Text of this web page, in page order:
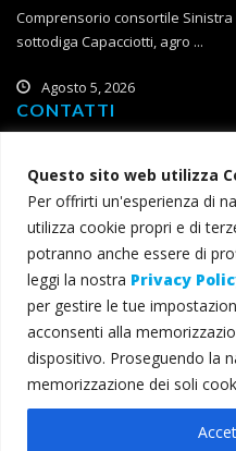
Questo sito web utilizza
Per offrirti un'esperienza di
utilizza cookie propri e di
potranno anche essere di
leggi la nostra Privacy
per gestire le tue
acconsenti alla
dispositivo. Proseguendo la
memorizzazione dei soli
Comprensorio consortile
sottodiga Capacciotti, agro ...
Agosto 5, 2026
CONTATTI
71121 Foggia
T (+39) 0881 785 111
F (+39) 0881 774 634
consorzio@bonificacapitanata.it
© 2022 Consorzio per la Bonifica
riservati - C.F. 00345000715 -